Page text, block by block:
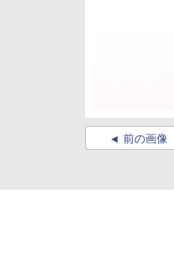
前の画像